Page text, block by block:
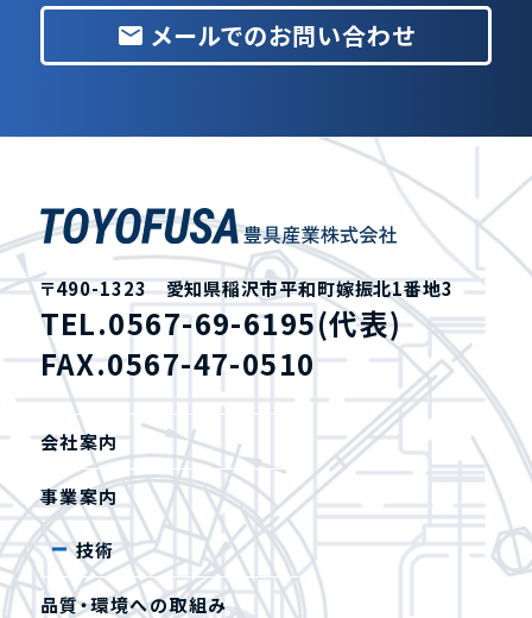
email メールでのお問い合わせ
〒490-1323 愛知県稲沢市平和町嫁振北1番地3
TEL.0567-69-6195(代表)
FAX.0567-47-0510
会社案内
事業案内
技術
品質・環境への取組み